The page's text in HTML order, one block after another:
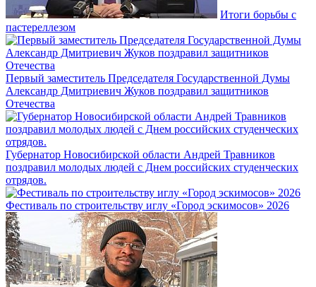
Итоги борьбы с
пастереллезом
Первый заместитель Председателя Государственной Думы
Александр Дмитриевич Жуков поздравил защитников
Отечества
Губернатор Новосибирской области Андрей Травников
поздравил молодых людей с Днем российских студенческих
отрядов.
Фестиваль по строительству иглу «Город эскимосов» 2026